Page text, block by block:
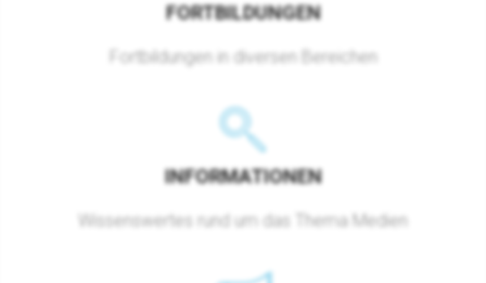
FORTBILDUNGEN
Fortbildungen in diversen Bereichen
INFORMATIONEN
Wissenswertes rund um das Thema Medien